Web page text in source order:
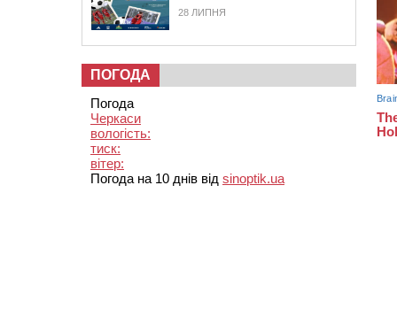
28 ЛИПНЯ
ПОГОДА
Погода
Черкаси
вологість:
тиск:
вітер:
Погода на 10 днів від sinoptik.ua